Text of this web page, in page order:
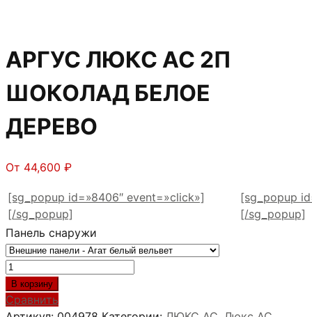
АРГУС ЛЮКС АС 2П
ШОКОЛАД БЕЛОЕ
ДЕРЕВО
От 44,600 ₽
[sg_popup id=»8406″ event=»click»]
[/sg_popup]
[sg_popup
[/sg_popup]
Панель снаружи
Количество
товара
АРГУС
В корзину
Сравнить